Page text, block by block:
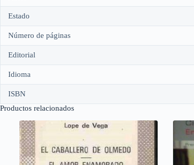
Estado
Número de páginas
Editorial
Idioma
ISBN
Productos relacionados